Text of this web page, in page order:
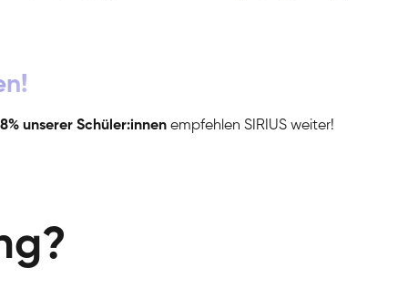
unserer Schüler:innen empfehlen SIRIUS weiter!